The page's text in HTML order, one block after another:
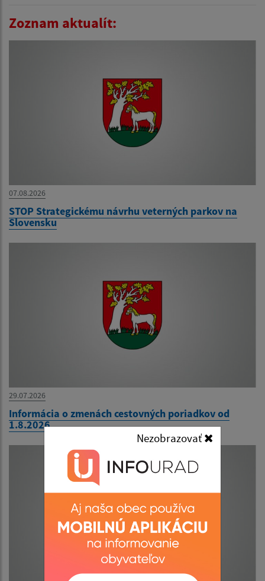
Nezobrazovať
Zoznam aktualít:
07.08.2026
STOP Strategickému návrhu veterných parkov na
Slovensku
29.07.2026
Informácia o zmenách cestovných poriadkov od
1.8.2026